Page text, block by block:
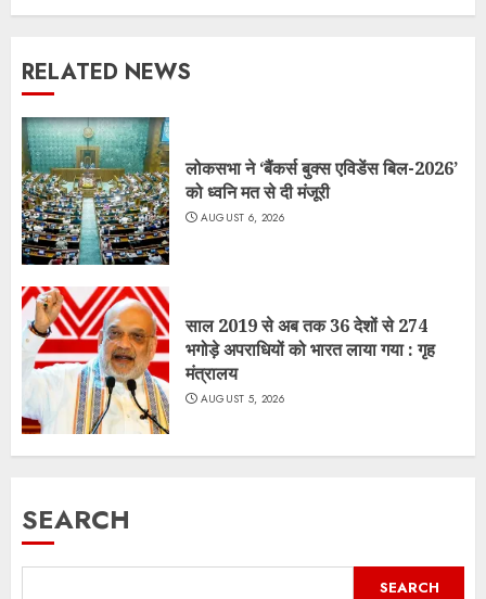
RELATED NEWS
लोकसभा ने ‘बैंकर्स बुक्स एविडेंस बिल-2026’
को ध्वनि मत से दी मंजूरी
AUGUST 6, 2026
साल 2019 से अब तक 36 देशों से 274
भगोड़े अपराधियों को भारत लाया गया : गृह
मंत्रालय
AUGUST 5, 2026
SEARCH
SEARCH